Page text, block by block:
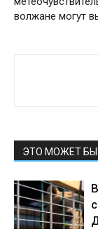
волжане могут
ЭТО МОЖЕТ